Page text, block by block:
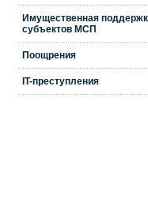
Имущественная
субъектов МСП
Поощрения
IT-преступления